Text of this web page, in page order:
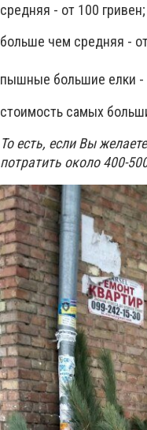
средняя - от 100 гривен;
больше чем средняя -
пышные большие елки -
стоимость самых
То есть, если Вы
потратить около 400-